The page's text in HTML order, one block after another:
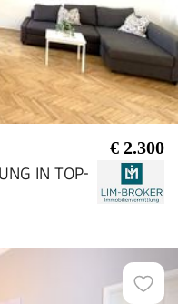
€ 2.300
IN TOP-